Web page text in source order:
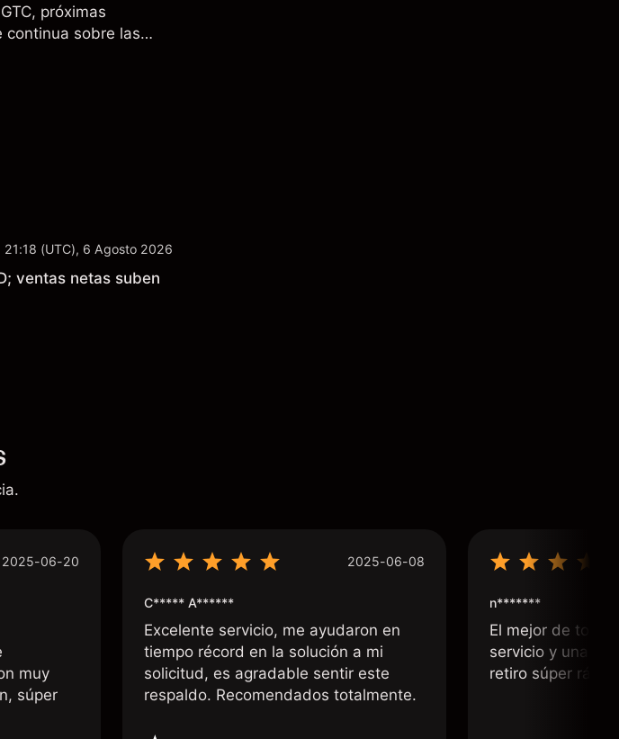
próximas
continua sobre las
no es un
21:18 (UTC), 6 Agosto 2026
ventas netas suben
2025-06-20
muy
súper
2025-06-08
C***** A******
Excelente servicio, me ayudaron en
tiempo récord en la solución a mi
solicitud, es agradable sentir este
respaldo. Recomendados totalmente.
n*******
El mejor de
servicio y una
retiro súper